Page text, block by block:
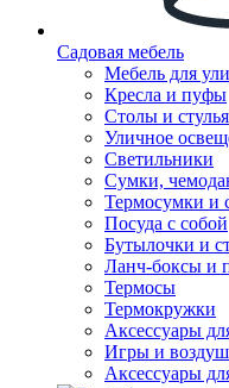
Садовая мебель
Мебель для
Кресла и пуфы
Столы и стулья
Уличное
Светильники
Сумки,
Термосумки и
Посуда с собой
Бутылочки и
Ланч-боксы и
Термосы
Термокружки
Аксессуары
Игры и
Аксессуары